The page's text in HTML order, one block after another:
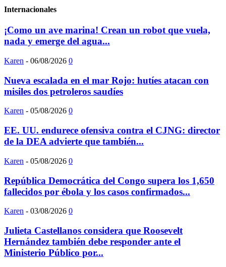
Internacionales
¡Como un ave marina! Crean un robot que vuela,
nada y emerge del agua...
Karen - 06/08/2026 0
Nueva escalada en el mar Rojo: hutíes atacan con
misiles dos petroleros saudíes
Karen - 05/08/2026 0
EE. UU. endurece ofensiva contra el CJNG: director
de la DEA advierte que también...
Karen - 05/08/2026 0
República Democrática del Congo supera los 1,650
fallecidos por ébola y los casos confirmados...
Karen - 03/08/2026 0
Julieta Castellanos considera que Roosevelt
Hernández también debe responder ante el
Ministerio Público por...